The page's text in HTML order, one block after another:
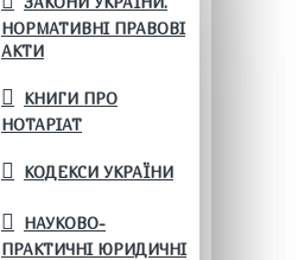
НОРМАТИВНІ ПРАВОВІ
АКТИ
КНИГИ ПРО
НОТАРІАТ
КОДЕКСИ УКРАЇНИ
НАУКОВО-
ПРАКТИЧНІ ЮРИДИЧНІ